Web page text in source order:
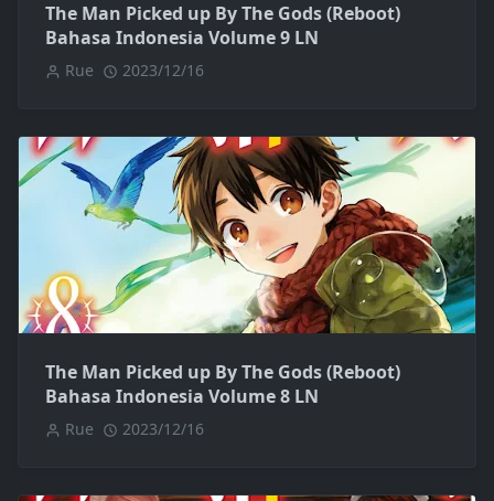
The Man Picked up By The Gods (Reboot)
Bahasa Indonesia Volume 9 LN
Rue 2023/12/16
The Man Picked up By The Gods (Reboot)
Bahasa Indonesia Volume 8 LN
Rue 2023/12/16